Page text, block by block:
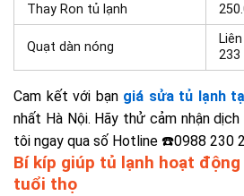
Thay Ron tủ lạnh
Quạt dàn nóng
233
Cam kết với bạn giá sửa tủ lạnh
nhất Hà Nội. Hãy thử cảm nhận
tôi ngay qua số Hotline ☎️0988 230
Bí kíp giúp tủ lạnh hoạt
tuổi thọ